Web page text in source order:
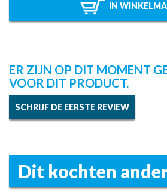
IN
ER ZIJN OP DIT MOMENT
VOOR DIT PRODUCT.
SCHRIJF DE EERSTE REVIEW
Dit kochten